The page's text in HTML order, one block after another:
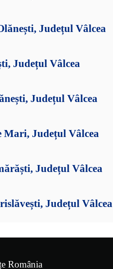
Județul Vâlcea
Județul Vâlcea
Județul Vâlcea
Mari, Județul Vâlcea
Județul Vâlcea
Județul Vâlcea
România